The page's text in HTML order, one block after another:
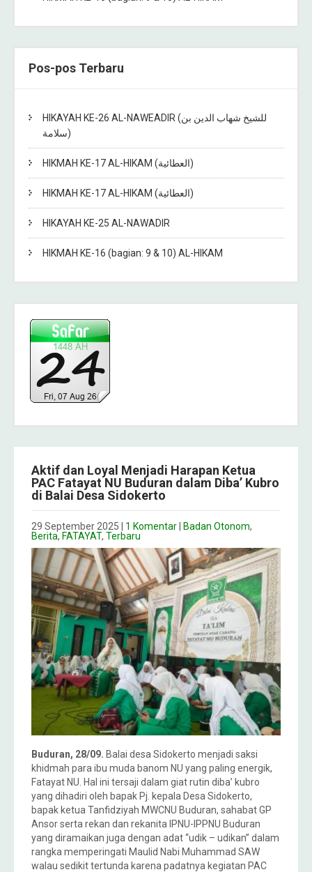
Pos-pos Terbaru
HIKAYAH KE-26 AL-NAWEADIR (للشيخ شهاب الدين بن
سلامة)
HIKMAH KE-17 AL-HIKAM (العطائية)
HIKMAH KE-17 AL-HIKAM (العطائية)
HIKAYAH KE-25 AL-NAWADIR
HIKMAH KE-16 (bagian: 9 & 10) AL-HIKAM
Aktif dan Loyal Menjadi Harapan Ketua
PAC Fatayat NU Buduran dalam Diba’ Kubro
di Balai Desa Sidokerto
29 September 2025 1 Komentar Badan Otonom,
Berita, FATAYAT, Terbaru
Buduran, 28/09. Balai desa Sidokerto menjadi saksi
khidmah para ibu muda banom NU yang paling energik,
Fatayat NU. Hal ini tersaji dalam giat rutin diba’ kubro
yang dihadiri oleh bapak Pj. kepala Desa Sidokerto,
bapak ketua Tanfidziyah MWCNU Buduran, sahabat GP
Ansor serta rekan dan rekanita IPNU-IPPNU Buduran
yang diramaikan juga dengan adat “udik – udikan” dalam
rangka memperingati Maulid Nabi Muhammad SAW
walau sedikit tertunda karena padatnya kegiatan PAC